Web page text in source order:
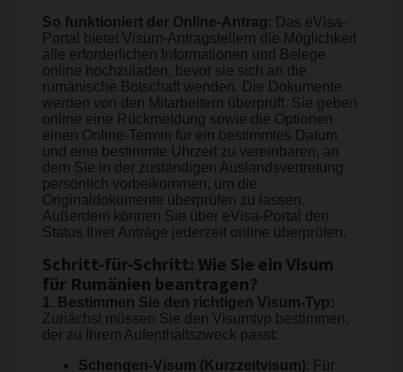
So funktioniert der Online-Antrag : Das eVisa-
Portal bietet Visum-Antragstellern die Möglichkeit
alle erforderlichen Informationen und Belege
online hochzuladen, bevor sie sich an die
rumänische Botschaft wenden. Die Dokumente
werden von den Mitarbeitern überprüft. Sie geben
online eine Rückmeldung sowie die Optionen
einen Online-Termin für ein bestimmtes Datum
und eine bestimmte Uhrzeit zu vereinbaren, an
dem Sie in der zuständigen Auslandsvertretung
persönlich vorbeikommen, um die
Originaldokumente überprüfen zu lassen.
Außerdem können Sie über eVisa-Portal den
Status Ihrer Anträge jederzeit online überprüfen.
Schritt-für-Schritt: Wie Sie ein Visum
für Rumänien beantragen?
1. Bestimmen Sie den richtigen Visum-Typ:
Zunächst müssen Sie den Visumtyp bestimmen,
der zu Ihrem Aufenthaltszweck passt:
Schengen-Visum (Kurzzeitvisum): Für